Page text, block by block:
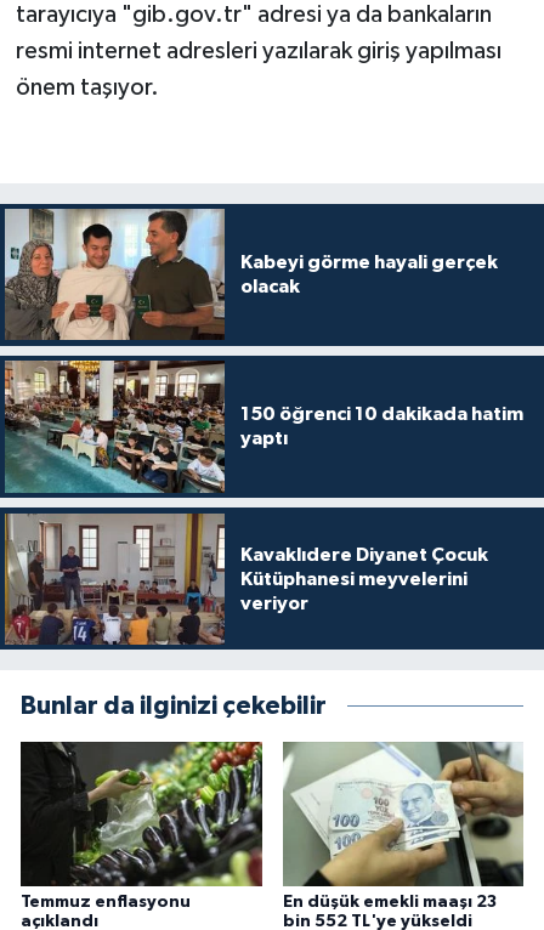
tarayıcıya "gib.gov.tr" adresi ya da bankaların
resmi internet adresleri yazılarak giriş yapılması
önem taşıyor.
Kabeyi görme hayali gerçek
olacak
150 öğrenci 10 dakikada hatim
yaptı
Kavaklıdere Diyanet Çocuk
Kütüphanesi meyvelerini
veriyor
Bunlar da ilginizi çekebilir
Temmuz enflasyonu
açıklandı
En düşük emekli maaşı 23
bin 552 TL'ye yükseldi
Erzincan Müftülüğü
Eskişehir Müftülüğü
Gaziantep Müftülüğü
Giresun Müftülüğü
Gümüşhane Müftülüğü
Hakkari Müftülüğü
Hatay Müftülüğü
Iğdır Müftülüğü
Isparta Müftülüğü
İstanbul Müftülüğü
İzmir Müftülüğü
Kahramanmaraş Müftülüğü
Karabük Müftülüğü